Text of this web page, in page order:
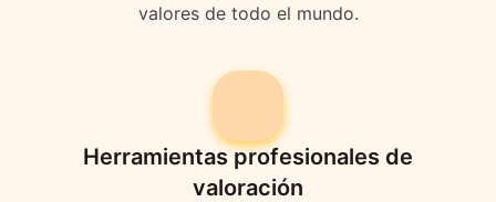
valores de todo el mundo.
Herramientas profesionales de
valoración